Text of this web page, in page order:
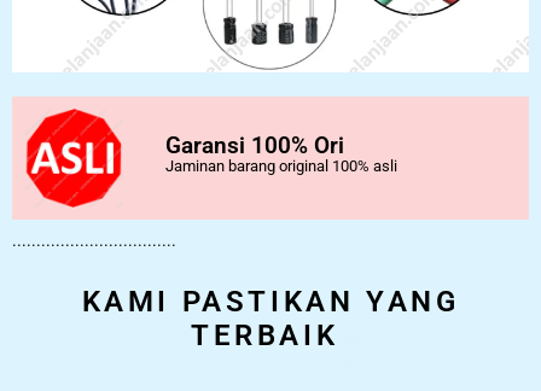
Garansi 100% Ori
Jaminan barang original 100% asli
..................................
KAMI PASTIKAN YANG
TERBAIK